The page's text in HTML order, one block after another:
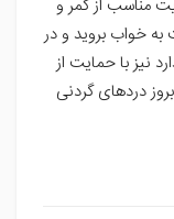
مناسب از کمر و
خواب بروید و در
نیز با حمایت از
دردهای گردنی